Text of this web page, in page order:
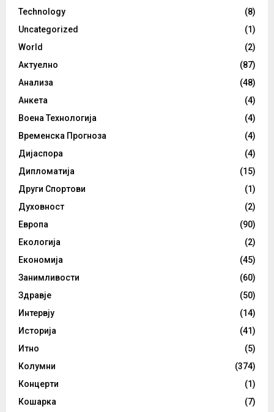
Technology
(8)
Uncategorized
(1)
World
(2)
Актуелно
(87)
Анализа
(48)
Анкета
(4)
Воена Технологија
(4)
Временска Прогноза
(4)
Дијаспора
(4)
Дипломатија
(15)
Други Спортови
(1)
Духовност
(2)
Европа
(90)
Екологија
(2)
Економија
(45)
Занимливости
(60)
Здравје
(50)
Интервју
(14)
Историја
(41)
Итно
(5)
Колумни
(374)
Концерти
(1)
Кошарка
(7)